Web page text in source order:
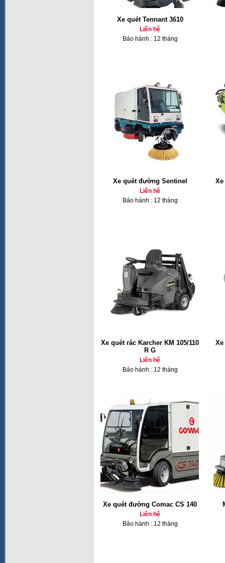
Xe quét Tennant 3610
Liên hệ
Bảo hành : 12 tháng
Xe quét đường Sentinel
Liên hệ
Bảo hành : 12 tháng
Xe quét rác Karcher KM 105/110
R G
Liên hệ
Bảo hành : 12 tháng
Xe quét đường Comac CS 140
Liên hệ
Bảo hành : 12 tháng